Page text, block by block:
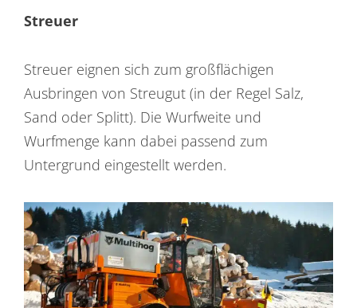
Streuer
Streuer eignen sich zum großflächigen
Ausbringen von Streugut (in der Regel Salz,
Sand oder Splitt). Die Wurfweite und
Wurfmenge kann dabei passend zum
Untergrund eingestellt werden.